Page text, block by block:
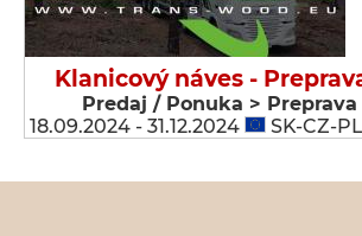
Klanicový náves -
Predaj / Ponuka >
18.09.2024 - 31.12.2024
SK-CZ-